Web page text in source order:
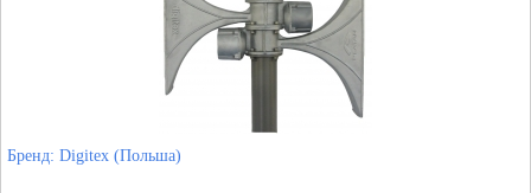
Бренд: Digitex (Польша)